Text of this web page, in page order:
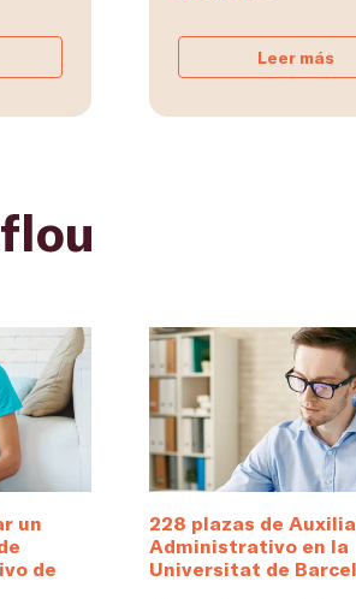
Leer más
un
de
228 plazas de
Administrativo en la
Universitat de